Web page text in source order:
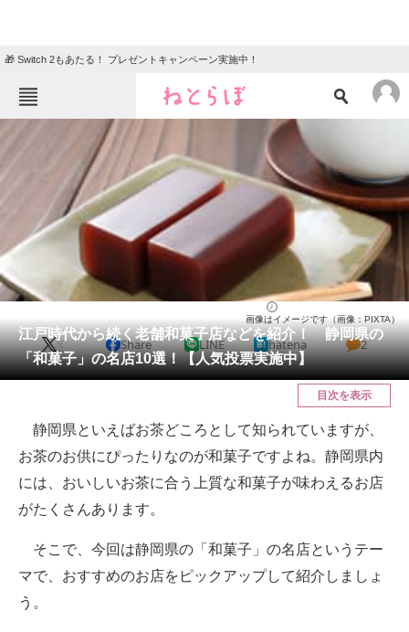
🎁 Switch 2もあたる！ プレゼントキャンペーン実施中！
ねとらぼメニュー
クイズ
グルメ
教育・育児
動物 リサーチ
会員記事
メディア
ITの今と未来を見通す
スマホと通信の最新トレンド
好きが集まる 比べて選べる
江戸時代から続く老舗和菓子店などを紹介！ 静岡県の
「和菓子」の名店10選！【人気投票実施中】
画像はイメージです（画像：PIXTA）
X Share LINE hatena 2
目次を表示
静岡県といえばお茶どころとして知られていますが、
お茶のお供にぴったりなのが和菓子ですよね。静岡県内
には、おいしいお茶に合う上質な和菓子が味わえるお店
がたくさんあります。
そこで、今回は静岡県の「和菓子」の名店というテー
マで、おすすめのお店をピックアップして紹介しましょ
う。